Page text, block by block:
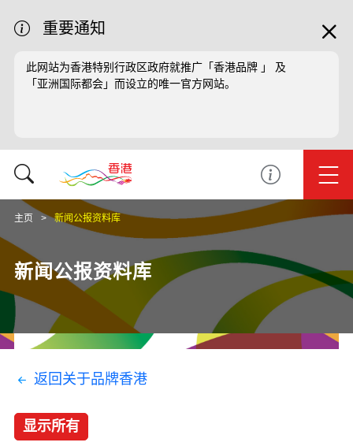
重要通知
此网站为香港特别行政区政府就推广「香港品牌 」 及
「亚洲国际都会」而设立的唯一官方网站。
主页 新闻公报资料库
新闻公报资料库
返回关于品牌香港
显示所有